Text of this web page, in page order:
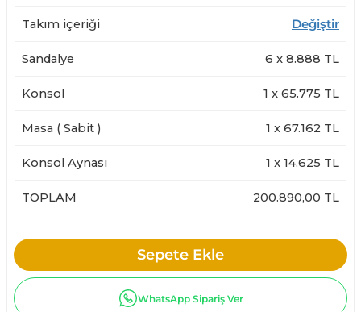
Takım içeriği Değiştir
Sandalye 6 x 8.888 TL
Konsol 1 x 65.775 TL
Masa ( Sabit ) 1 x 67.162 TL
Konsol Aynası 1 x 14.625 TL
TOPLAM 200.890,00 TL
Sepete Ekle
WhatsApp Sipariş Ver